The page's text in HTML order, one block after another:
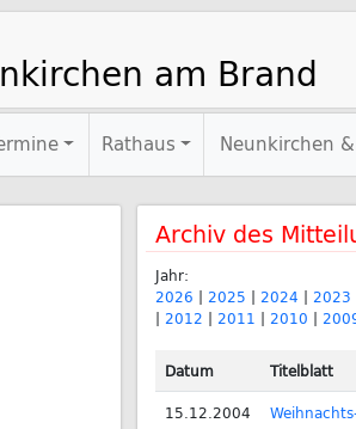
am Brand
Rathaus Neunkirchen
Archiv des
Jahr:
2026 | 2025 | 2024 | 2023
| 2012 | 2011 | 2010 |
Datum Titelblatt
15.12.2004